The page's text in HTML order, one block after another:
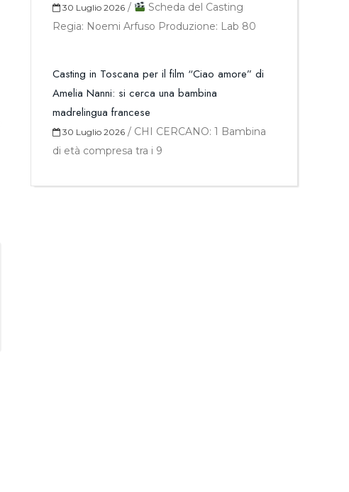
30 Luglio 2026 /
Scheda del Casting
Regia: Noemi Arfuso Produzione: Lab 80
Casting in Toscana per il film “Ciao amore” di
Amelia Nanni: si cerca una bambina
madrelingua francese
30 Luglio 2026 / CHI CERCANO: 1 Bambina
di età compresa tra i 9